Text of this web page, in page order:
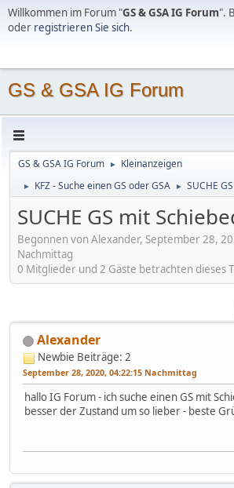
Willkommen im Forum "GS & GSA IG Forum".
oder registrieren Sie sich.
GS & GSA IG Forum
GS & GSA IG Forum ► Kleinanzeigen
► KFZ - Suche einen GS oder GSA ► SUCHE
SUCHE GS mit
Begonnen von Alexander, September 28,
Nachmittag
0 Mitglieder und 2 Gäste betrachten dieses
Alexander
Newbie Beiträge: 2
September 28, 2020, 04:22:15 Nachmittag
hallo IG Forum - ich suche einen GS mit
besser der Zustand um so lieber - beste